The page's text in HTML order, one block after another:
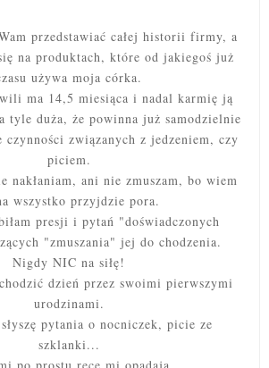
przedstawiać całej historii firmy, a
na produktach, które od jakiegoś już
używa moja córka.
ma 14,5 miesiąca i nadal karmię ją
tyle duża, że powinna już samodzielnie
związanych z jedzeniem, czy
piciem.
nakłaniam, ani nie zmuszam, bo wiem
wszystko przyjdzie pora.
presji i pytań "doświadczonych
"zmuszania" jej do chodzenia.
Nigdy NIC na siłę!
dzień przez swoimi pierwszymi
urodzinami.
pytania o nocniczek, picie ze
szklanki...